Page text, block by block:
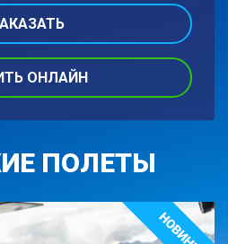
ОНЛАЙН
ПОЛЕТЫ